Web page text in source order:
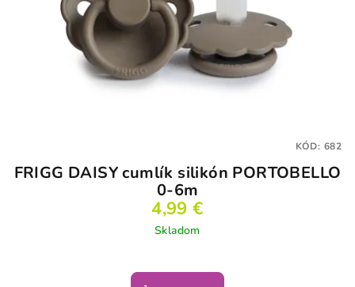
FRIGG DAISY cumlík silikón PORTOBELLO
0-6m
4,99 €
Skladom
KÓD: 682